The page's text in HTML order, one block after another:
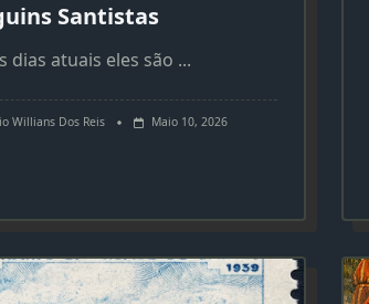
Santistas
dias atuais eles são ...
Willians Dos Reis Maio 10, 2026